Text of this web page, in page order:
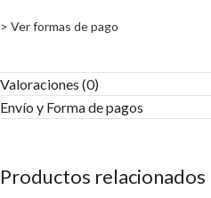
> Ver formas de pago
Valoraciones (0)
Envío y Forma de pagos​
Productos relacionados